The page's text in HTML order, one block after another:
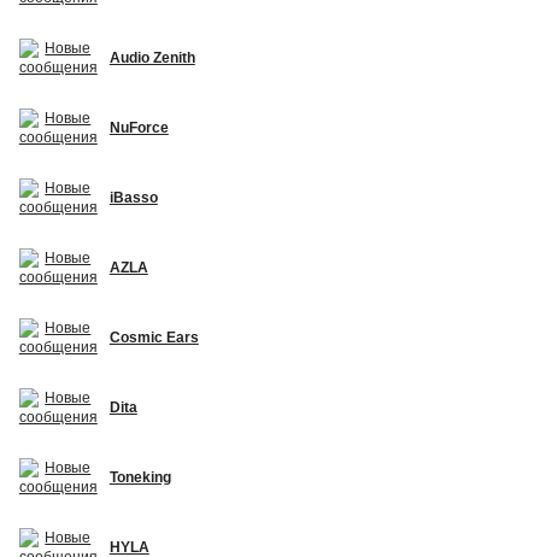
Audio Zenith
NuForce
iBasso
AZLA
Cosmic Ears
Dita
Toneking
HYLA